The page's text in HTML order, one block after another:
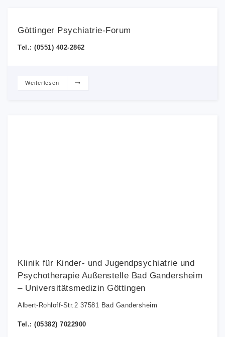
Göttinger Psychiatrie-Forum
Tel.: (0551) 402-2862
Weiterlesen
Klinik für Kinder- und Jugendpsychiatrie und
Psychotherapie Außenstelle Bad Gandersheim
– Universitätsmedizin Göttingen
Albert-Rohloff-Str.2 37581 Bad Gandersheim
Tel.: (05382) 7022900